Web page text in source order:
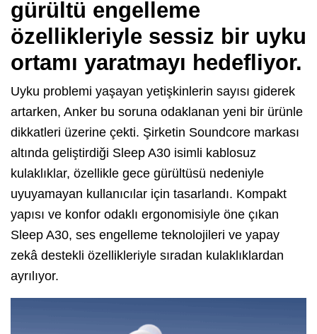
gürültü engelleme
özellikleriyle sessiz bir uyku
ortamı yaratmayı hedefliyor.
Uyku problemi yaşayan yetişkinlerin sayısı giderek
artarken, Anker bu soruna odaklanan yeni bir ürünle
dikkatleri üzerine çekti. Şirketin Soundcore markası
altında geliştirdiği Sleep A30 isimli kablosuz
kulaklıklar, özellikle gece gürültüsü nedeniyle
uyuyamayan kullanıcılar için tasarlandı. Kompakt
yapısı ve konfor odaklı ergonomisiyle öne çıkan
Sleep A30, ses engelleme teknolojileri ve yapay
zekâ destekli özellikleriyle sıradan kulaklıklardan
ayrılıyor.